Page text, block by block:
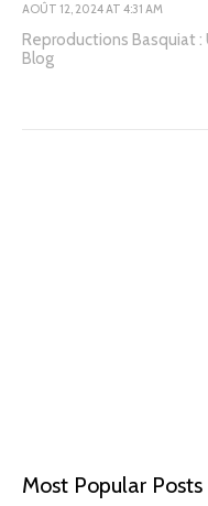
AOÛT 12, 2024 AT 4:31 AM
Reproductions Basquiat
Blog
Most Popular Posts